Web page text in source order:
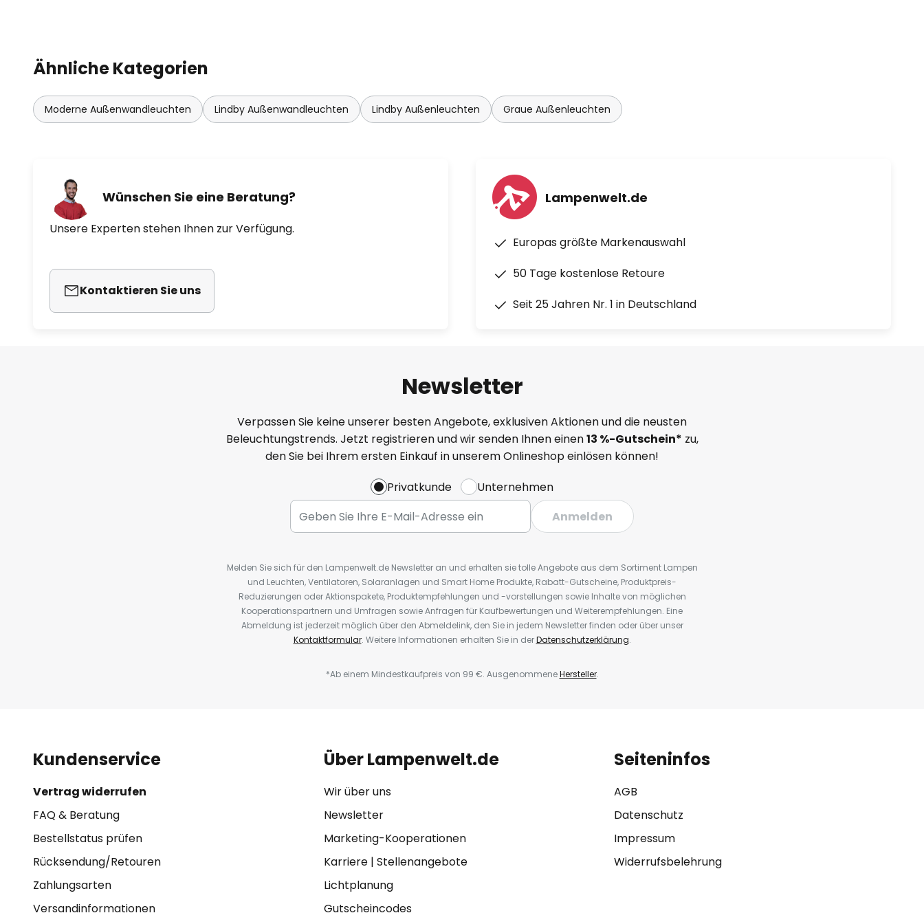
Ähnliche Kategorien
Moderne Außenwandleuchten Lindby Außenwandleuchten Lindby Außenleuchten Graue Außenleuchten
Wünschen Sie eine Beratung?
Unsere Experten stehen Ihnen zur Verfügung.
Kontaktieren Sie uns
Lampenwelt.de
Europas größte Markenauswahl
50 Tage kostenlose Retoure
Seit 25 Jahren Nr. 1 in Deutschland
Newsletter
Verpassen Sie keine unserer besten Angebote, exklusiven Aktionen und die neusten
Beleuchtungstrends. Jetzt registrieren und wir senden Ihnen einen13 %-Gutschein* zu,
den Sie bei Ihrem ersten Einkauf in unserem Onlineshop einlösen können!
Privatkunde
Unternehmen
Anmelden
Melden Sie sich für den Lampenwelt.de Newsletter an und erhalten sie tolle Angebote aus dem Sortiment Lampen
und Leuchten, Ventilatoren, Solaranlagen und Smart Home Produkte, Rabatt-Gutscheine, Produktpreis-
Reduzierungen oder Aktionspakete, Produktempfehlungen und -vorstellungen sowie Inhalte von möglichen
Kooperationspartnern und Umfragen sowie Anfragen für Kaufbewertungen und Weiterempfehlungen. Eine
Abmeldung ist jederzeit möglich über den Abmeldelink, den Sie in jedem Newsletter finden oder über unser
Kontaktformular. Weitere Informationen erhalten Sie in derDatenschutzerklärung.
*Ab einem Mindestkaufpreis von 99 €. AusgenommeneHersteller.
Kundenservice
Vertrag widerrufen
FAQ & Beratung
Bestellstatus prüfen
Rücksendung/Retouren
Zahlungsarten
Versandinformationen
Über Lampenwelt.de
Wir über uns
Newsletter
Marketing-Kooperationen
Karriere| Stellenangebote
Lichtplanung
Gutscheincodes
Seiteninfos
AGB
Datenschutz
Impressum
Widerrufsbelehrung